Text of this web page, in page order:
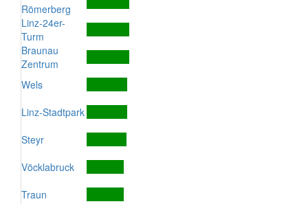
Römerberg
Linz-24er-
Turm
Braunau
Zentrum
Wels
Linz-Stadtpark
Steyr
Vöcklabruck
Traun